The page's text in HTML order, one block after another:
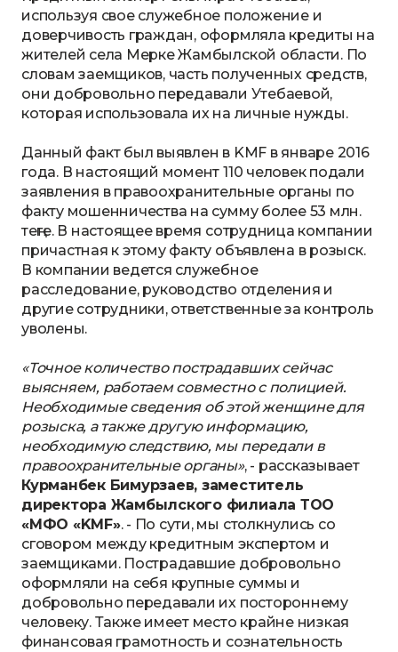
используя свое служебное положение и
доверчивость граждан, оформляла кредиты на
жителей села Мерке Жамбылской области. По
словам заемщиков, часть полученных средств,
они добровольно передавали Утебаевой,
которая использовала их на личные нужды.
Данный факт был выявлен в KMF в январе 2016
года. В настоящий момент 110 человек подали
заявления в правоохранительные органы по
факту мошенничества на сумму более 53 млн.
теңге. В настоящее время сотрудница компании
причастная к этому факту объявлена в розыск.
В компании ведется служебное
расследование, руководство отделения и
другие сотрудники, ответственные за контроль
уволены.
«Точное количество пострадавших сейчас
выясняем, работаем совместно с полицией.
Необходимые сведения об этой женщине для
розыска, а также другую информацию,
необходимую следствию, мы передали в
правоохранительные органы», - рассказывает
Курманбек Бимурзаев, заместитель
директора Жамбылского филиала ТOO
«МФО «KMF». - По сути, мы столкнулись со
сговором между кредитным экспертом и
заемщиками. Пострадавшие добровольно
оформляли на себя крупные суммы и
добровольно передавали их постороннему
человеку. Также имеет место крайне низкая
финансовая грамотность и сознательность